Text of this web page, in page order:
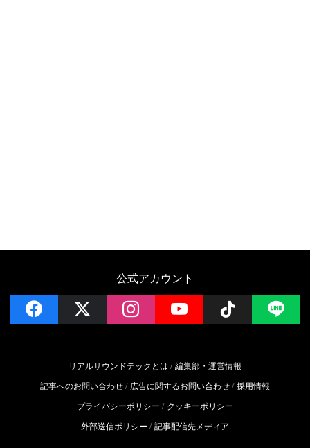
公式アカウント
facebook instagramYouTube Follow
リアルサウンドテックとは
編集部・運営情報
記事へのお問い合わせ
広告に関するお問い合わせ 採用情報
プライバシーポリシー
クッキーポリシー
外部送信ポリシー
記事配信先メディア